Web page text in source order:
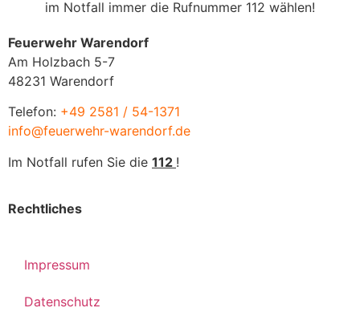
im Notfall immer die Rufnummer 112 wählen!
Feuerwehr Warendorf
Am Holzbach 5-7
48231 Warendorf
Telefon: +49 2581 / 54-1371
info@feuerwehr-warendorf.de
Im Notfall rufen Sie die 112 !
Rechtliches
Impressum
Datenschutz